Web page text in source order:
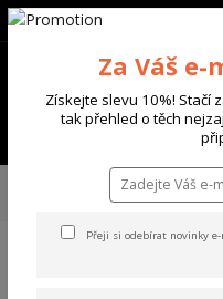
+420 702 136 620
ŠATY
Za Váš e-
Získejte slevu 10%! Stačí
tak přehled o těch
Přeji si odebírat novinky